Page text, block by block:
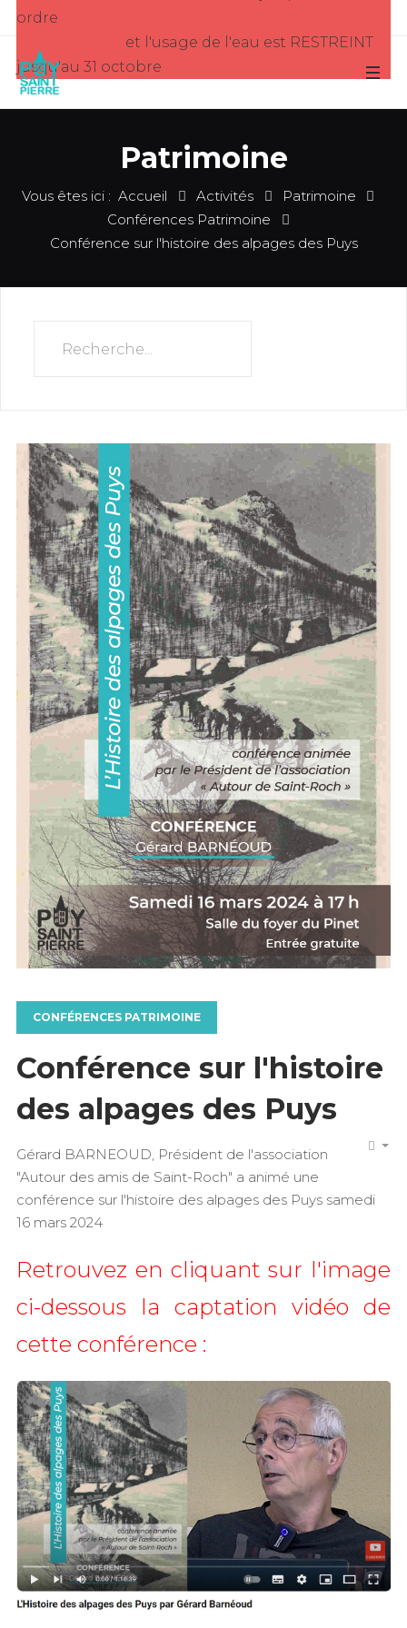
ordre
et l'usage de l'eau est RESTREINT
jusqu'au 31 octobre
Patrimoine
Vous êtes ici :Accueil Activités
Patrimoine
Conférences Patrimoine
Conférence sur l'histoire des alpages des Puys
CONFÉRENCES PATRIMOINE
Conférence sur l'histoire
des alpages des Puys
Gérard BARNEOUD, Président de l'association
"Autour des amis de Saint-Roch" a animé une
conférence sur l'histoire des alpages des Puys samedi
16 mars 2024
Retrouvez en cliquant sur l'image
ci-dessous la captation vidéo de
cette conférence :